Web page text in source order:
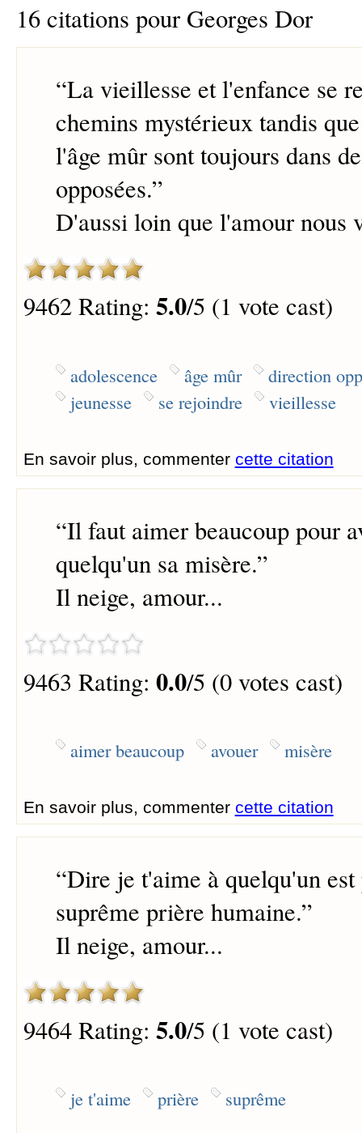
16 citations pour Georges Dor
“La vieillesse et l'enfance se
chemins mystérieux tandis
l'âge mûr sont toujours dans
opposées.”
D'aussi loin que l'amour nous
9462 Rating: 5.0/5 (1 vote cast)
adolescence âge mûr
direction
jeunesse
se rejoindre vieillesse
En savoir plus, commenter cette citation
“Il faut aimer beaucoup pour
quelqu'un sa misère.”
Il neige, amour...
9463 Rating: 0.0/5 (0 votes cast)
aimer beaucoup avouer misère
En savoir plus, commenter cette citation
“Dire je t'aime à quelqu'un
suprême prière humaine.”
Il neige, amour...
9464 Rating: 5.0/5 (1 vote cast)
je t'aime prière suprême